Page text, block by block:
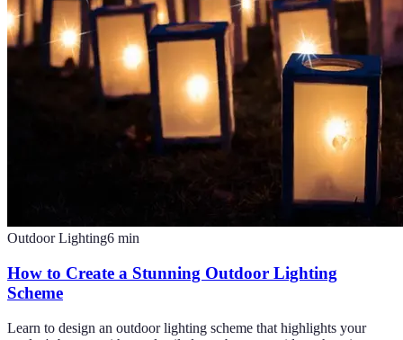
Outdoor Lighting6 min
How to Create a Stunning Outdoor Lighting
Scheme
Learn to design an outdoor lighting scheme that highlights your